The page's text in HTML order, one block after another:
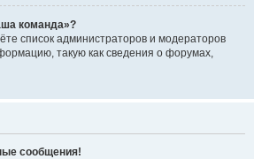
команда»?
список администраторов и модераторов
такую как сведения о форумах,
сообщения!